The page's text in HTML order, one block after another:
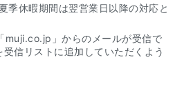
季休暇期間は翌営業日以降の対応と
muji.co.jp」からのメールが受信で
信リストに追加していただくよう